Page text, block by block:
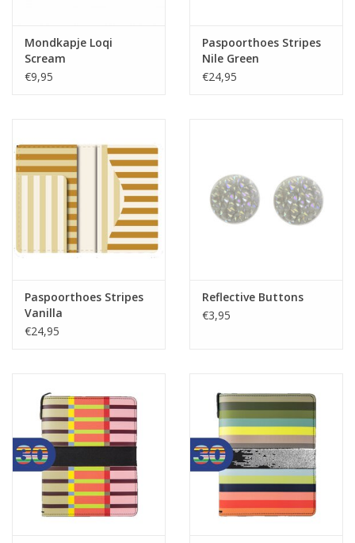
Mondkapje Loqi
Scream
€9,95
Paspoorthoes Stripes
Nile Green
€24,95
Paspoorthoes Stripes
Vanilla
€24,95
Reflective Buttons
€3,95